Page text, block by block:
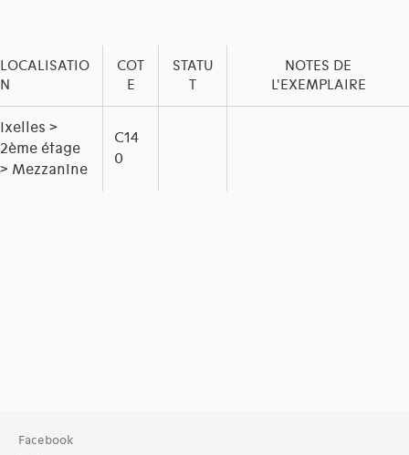
LOCALISATIO
N
COT
E
STATU
T
NOTES DE
L'EXEMPLAIRE
Ixelles >
2ème étage
> Mezzanine
C14
0
Facebook